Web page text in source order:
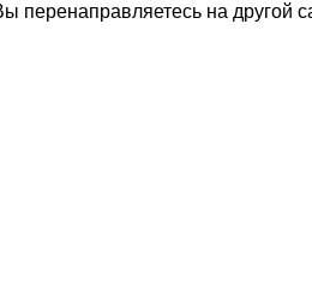
перенаправляетесь на другой